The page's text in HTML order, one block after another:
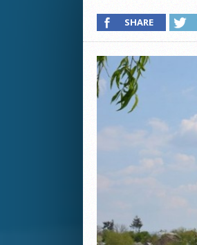
SHARE